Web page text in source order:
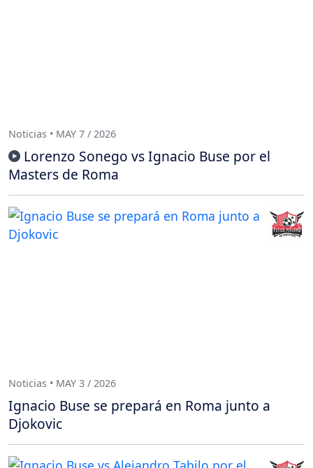
Noticias • MAY 7 / 2026
Lorenzo Sonego vs Ignacio Buse por el
Masters de Roma
Noticias • MAY 3 / 2026
Ignacio Buse se prepará en Roma junto a
Djokovic